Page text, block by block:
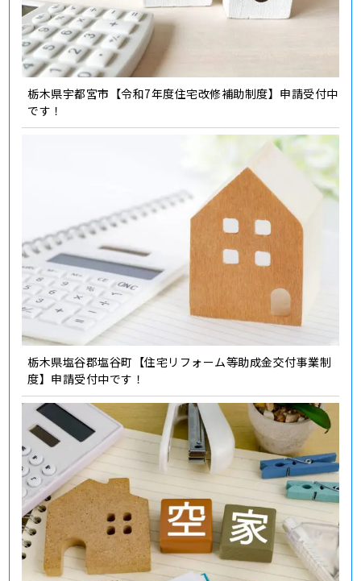
栃木県宇都宮市【令和7年度住宅改修補助制度】申請受付中
です！
栃木県塩谷郡塩谷町【住宅リフォーム等助成金交付事業制
度】申請受付中です！